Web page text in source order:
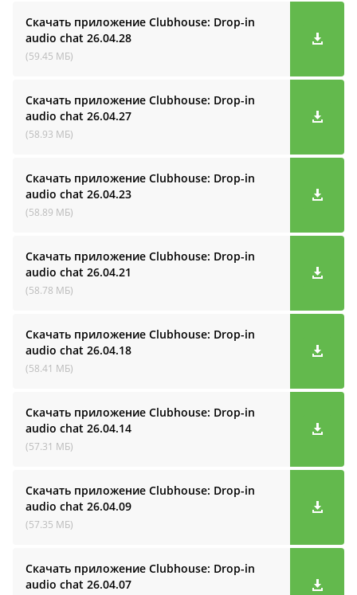
Скачать приложение Clubhouse: Drop-in
audio cha‪t 26.04.28
(59.45 МБ)
Скачать приложение Clubhouse: Drop-in
audio cha‪t 26.04.27
(58.93 МБ)
Скачать приложение Clubhouse: Drop-in
audio cha‪t 26.04.23
(58.89 МБ)
Скачать приложение Clubhouse: Drop-in
audio cha‪t 26.04.21
(58.78 МБ)
Скачать приложение Clubhouse: Drop-in
audio cha‪t 26.04.18
(58.41 МБ)
Скачать приложение Clubhouse: Drop-in
audio cha‪t 26.04.14
(57.31 МБ)
Скачать приложение Clubhouse: Drop-in
audio cha‪t 26.04.09
(57.35 МБ)
Скачать приложение Clubhouse: Drop-in
audio cha‪t 26.04.07